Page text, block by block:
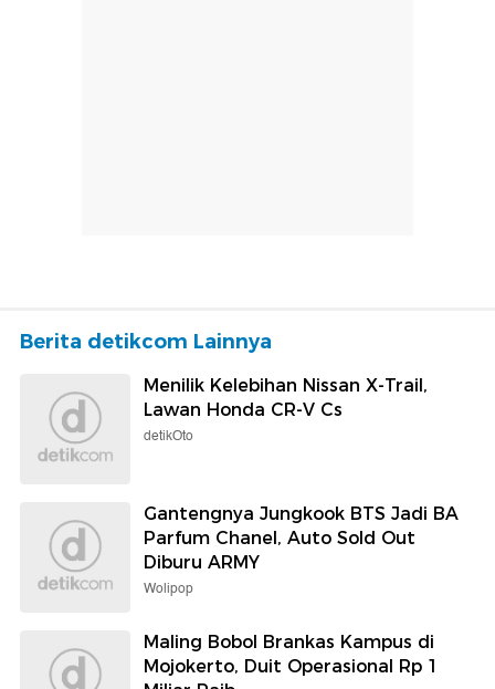
Berita detikcom Lainnya
Menilik Kelebihan Nissan X-Trail,
Lawan Honda CR-V Cs
detikOto
Gantengnya Jungkook BTS Jadi BA
Parfum Chanel, Auto Sold Out
Diburu ARMY
Wolipop
Maling Bobol Brankas Kampus di
Mojokerto, Duit Operasional Rp 1